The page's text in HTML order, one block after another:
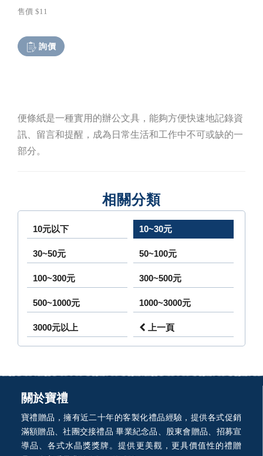
售價 $11
詢價
便條紙是一種實用的辦公文具，能夠方便快速地記錄資
訊、留言和提醒，成為日常生活和工作中不可或缺的一
部分。
相關分類
10元以下 10~30元
30~50元 50~100元
100~300元 300~500元
500~1000元 1000~3000元
3000元以上 上一頁
關於寶禮
寶禮贈品，擁有近二十年的客製化禮品經驗，提供各式促銷
滿額贈品、社團交接禮品 畢業紀念品、股東會贈品、招募宣
導品、各式水晶獎獎牌。提供更美觀，更具價值性的禮贈